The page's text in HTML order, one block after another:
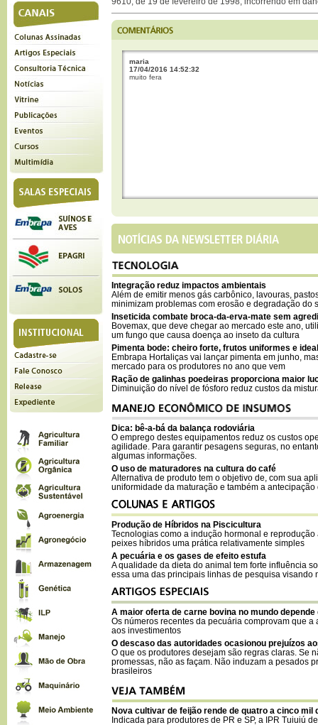
maria
17/04/2016 14:52:32
muito fera
Integração reduz impactos ambientais
Além de emitir menos gás carbônico, lavouras,
minimizam problemas com erosão e degradação do
Inseticida combate broca-da-erva-mate sem
Bovemax, que deve chegar ao mercado este ano,
um fungo que causa doença ao inseto da cultura
Pimenta bode: cheiro forte, frutos uniformes e
Embrapa Hortaliças vai lançar pimenta em junho,
mercado para os produtores no ano que vem
Ração de galinhas poedeiras proporciona maior
Diminuição do nível de fósforo reduz custos da
Dica: bê-a-bá da balança rodoviária
O emprego destes equipamentos reduz os custos
agilidade. Para garantir pesagens seguras, no
algumas informações.
O uso de maturadores na cultura do café
Alternativa de produto tem o objetivo de, com sua
uniformidade da maturação e também a
Produção de Híbridos na Piscicultura
Tecnologias como a indução hormonal e
peixes híbridos uma prática relativamente simples
A pecuária e os gases de efeito estufa
A qualidade da dieta do animal tem forte influência
essa uma das principais linhas de pesquisa visando
A maior oferta de carne bovina no mundo depende
Os números recentes da pecuária comprovam que
aos investimentos
O descaso das autoridades ocasionou prejuízos
O que os produtores desejam são regras claras. Se
promessas, não as façam. Não induzam a pesados
brasileiros
Nova cultivar de feijão rende de quatro a cinco mil
Indicada para produtores de PR e SP, a IPR Tuiuiú